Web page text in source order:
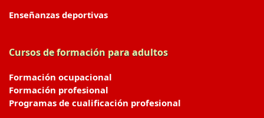
Enseñanzas deportivas
Cursos de formación para adultos
Formación ocupacional
Formación profesional
Programas de cualificación profesional